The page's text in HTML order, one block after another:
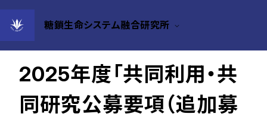
糖鎖生命システム融合研究所
2025年06月02日
2025年度「共同利用・共
同研究公募要項（追加募